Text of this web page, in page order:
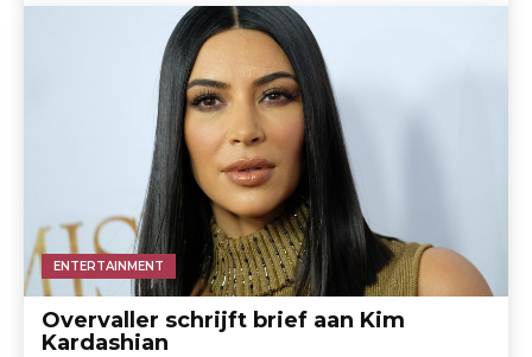
ENTERTAINMENT
Overvaller schrijft brief aan Kim
Kardashian